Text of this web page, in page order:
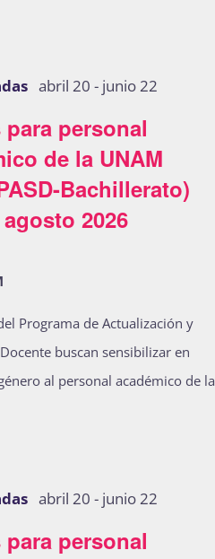
personal
de la UNAM
Bachillerato)
2026
abril 20 - junio 22
Programa de Actualización y
buscan sensibilizar en
al personal académico de la
personal
abril 20 - junio 22